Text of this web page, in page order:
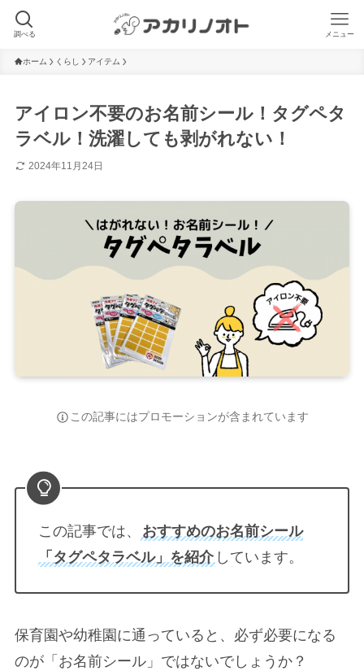
調べる メニュー
ホーム くらし アイテム
アイロン不要のお名前シール！タグペタ
ラベル！洗濯しても剥がれない！
2024年11月24日
この記事にはプロモーションが含まれています
この記事では、
おすすめのお名前シール
「タグペタラベル」を紹介 しています。
保育園や幼稚園に通っていると、必ず必要になる
のが「お名前シール」ではないでしょうか？